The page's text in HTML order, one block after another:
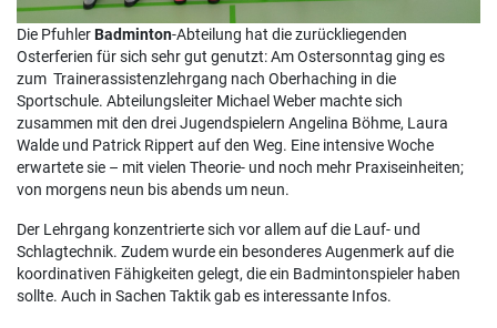
Die PfuhlerBadminton-Abteilung hat die zurückliegenden
Osterferien für sich sehr gut genutzt: Am Ostersonntag ging es
zum Trainerassistenzlehrgang nach Oberhaching in die
Sportschule. Abteilungsleiter Michael Weber machte sich
zusammen mit den drei Jugendspielern Angelina Böhme, Laura
Walde und Patrick Rippert auf den Weg. Eine intensive Woche
erwartete sie – mit vielen Theorie- und noch mehr Praxiseinheiten;
von morgens neun bis abends um neun.
Der Lehrgang konzentrierte sich vor allem auf die Lauf- und
Schlagtechnik. Zudem wurde ein besonderes Augenmerk auf die
koordinativen Fähigkeiten gelegt, die ein Badmintonspieler haben
sollte. Auch in Sachen Taktik gab es interessante Infos.